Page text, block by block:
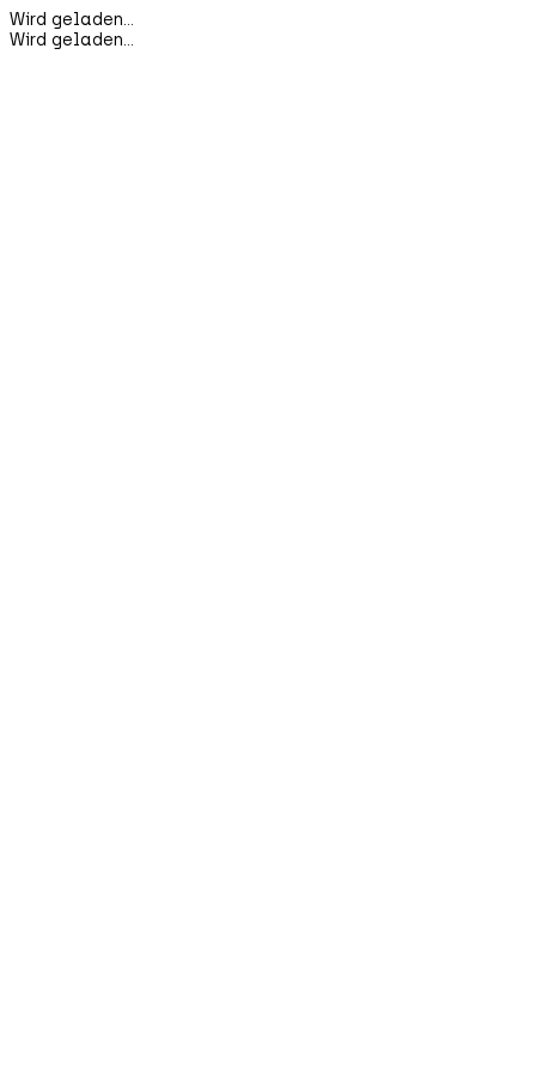
Wird geladen...
Wird geladen...